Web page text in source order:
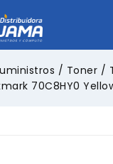
/ Toner /
70C8HY0